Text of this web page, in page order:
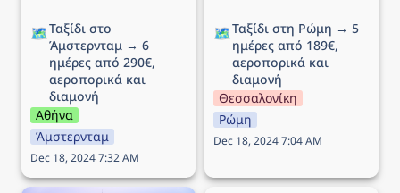
🗺️Ταξίδι στο
Άμστερνταμ → 6
ημέρες από 290€,
αεροπορικά και
διαμονή
Αθήνα
Άμστερνταμ
Dec 18, 2024 7:32 AM
🗺️Ταξίδι στη Ρώμη → 5
ημέρες από 189€,
αεροπορικά και
διαμονή
Θεσσαλονίκη
Ρώμη
Dec 18, 2024 7:04 AM